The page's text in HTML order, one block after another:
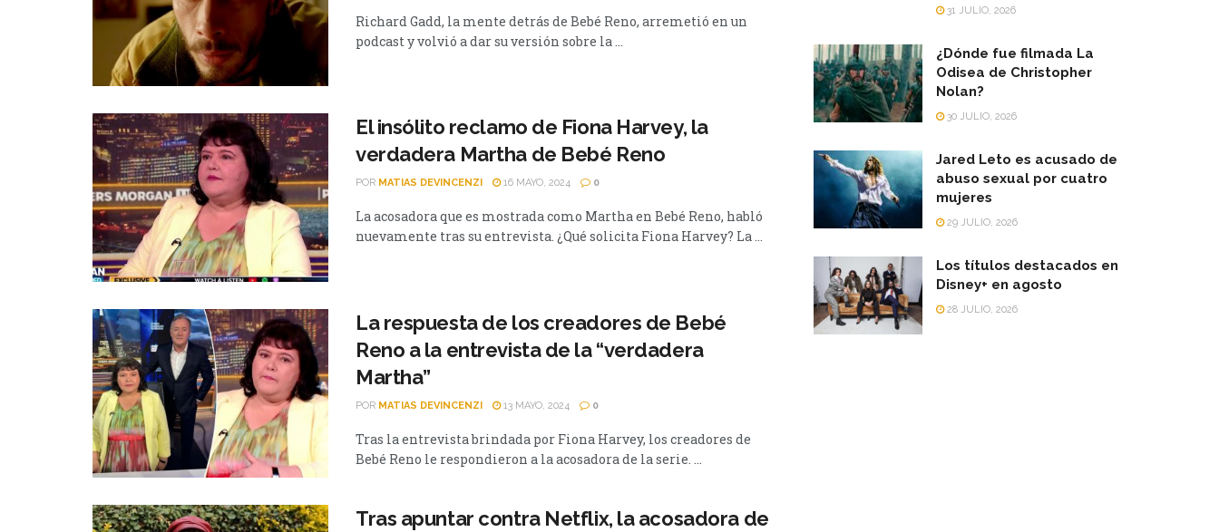
Richard Gadd, la mente detrás de Bebé Reno, arremetió en un
podcast y volvió a dar su versión sobre la ...
El insólito reclamo de Fiona Harvey, la
verdadera Martha de Bebé Reno
POR MATIAS DEVINCENZI 16 MAYO, 2024 0
La acosadora que es mostrada como Martha en Bebé Reno, habló
nuevamente tras su entrevista. ¿Qué solicita Fiona Harvey? La ...
La respuesta de los creadores de Bebé
Reno a la entrevista de la “verdadera
Martha”
POR MATIAS DEVINCENZI 13 MAYO, 2024 0
Tras la entrevista brindada por Fiona Harvey, los creadores de
Bebé Reno le respondieron a la acosadora de la serie. ...
Tras apuntar contra Netflix, la acosadora de
31 JULIO, 2026
¿Dónde fue filmada La
Odisea de Christopher
Nolan?
30 JULIO, 2026
Jared Leto es acusado de
abuso sexual por cuatro
mujeres
29 JULIO, 2026
Los títulos destacados en
Disney+ en agosto
28 JULIO, 2026